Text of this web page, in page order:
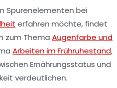
Spurenelementen bei
erfahren möchte, findet
zum Thema Augenfarbe und
Arbeiten im Frühruhestand,
Ernährungsstatus und
verdeutlichen.